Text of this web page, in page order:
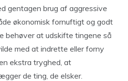
gentagen brug af aggressive
økonomisk fornuftigt og godt
behøver at udskifte tingene så
med at indrette eller forny
ekstra tryghed, at
de ting, de elsker.